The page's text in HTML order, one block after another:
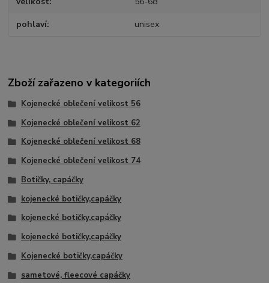
pohlaví unisex
Zboží zařazeno v kategoriích
Kojenecké oblečení velikost 56
Kojenecké oblečení velikost 62
Kojenecké oblečení velikost 68
Kojenecké oblečení velikost 74
Botičky, capáčky
kojenecké botičky,capáčky
kojenecké botičky,capáčky
kojenecké botičky,capáčky
Kojenecké botičky,capáčky
sametové, fleecové capáčky